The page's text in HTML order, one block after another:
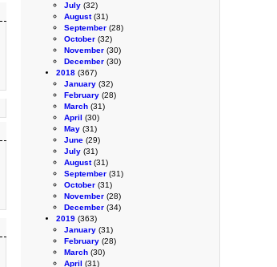
July (32)
August(31)
September (28)
October (32)
November (30)
December (30)
2018 (367)
January (32)
February (28)
March (31)
April (30)
May (31)
June (29)
July (31)
August(31)
September (31)
October (31)
November (28)
December (34)
2019 (363)
January (31)
February (28)
March (30)
April (31)